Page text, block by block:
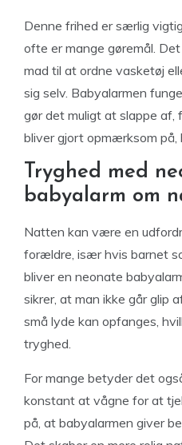
Denne frihed er særlig
ofte er mange gøremål.
mad til at ordne vasketøj
sig selv. Babyalarmen
gør det muligt at slappe af,
bliver gjort opmærksom på,
Tryghed med
babyalarm om
Natten kan være en
forældre, især hvis barnet
bliver en neonate
sikrer, at man ikke går glip
små lyde kan opfanges,
tryghed.
For mange betyder det
konstant at vågne for at
på, at babyalarmen giver